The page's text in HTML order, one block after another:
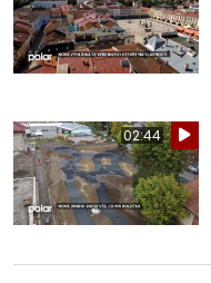
02:44